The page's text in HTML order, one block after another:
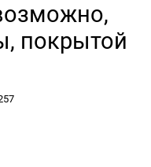
покрытой